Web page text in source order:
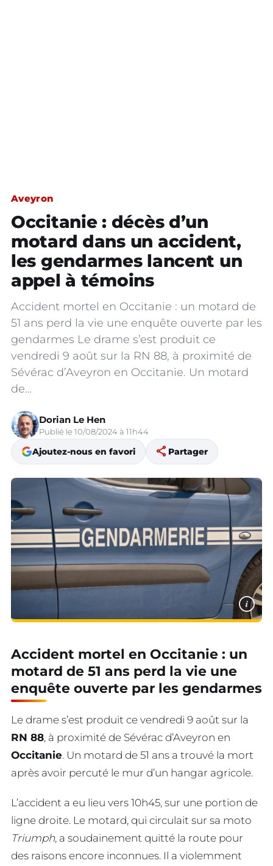
Aveyron
Occitanie : décès d’un
motard dans un accident,
les gendarmes lancent un
appel à témoins
Accident mortel en Occitanie : un motard de
51 ans perd la vie une enquête ouverte par les
gendarmes Le drame s’est produit ce
vendredi 9 août sur la RN 88, à proximité de
Sévérac d’Aveyron en Occitanie. Un motard
de…
Dorian Le Hen
Publié le 10/08/2024 à 11h44
Ajoutez-nous en favori share Partager
i
Accident mortel en Occitanie : un
motard de 51 ans perd la vie une
enquête ouverte par les gendarmes
Le drame s’est produit ce vendredi 9 août sur la
RN 88, à proximité de Sévérac d’Aveyron en
Occitanie. Un motard de 51 ans a trouvé la mort
après avoir percuté le mur d’un hangar agricole.
L’accident a eu lieu vers 10h45, sur une portion de
ligne droite. Le motard, qui circulait sur sa moto
Triumph, a soudainement quitté la route pour
des raisons encore inconnues. Il a violemment